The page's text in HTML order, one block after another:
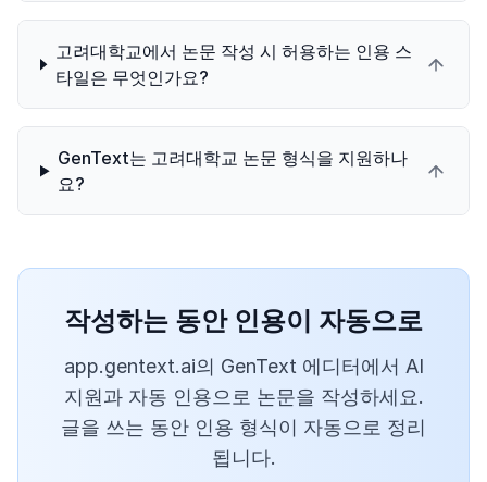
고려대학교에서 논문 작성 시 허용하는 인용 스
타일은 무엇인가요?
GenText는 고려대학교 논문 형식을 지원하나
요?
작성하는 동안 인용이 자동으로
app.gentext.ai의 GenText 에디터에서 AI
지원과 자동 인용으로 논문을 작성하세요.
글을 쓰는 동안 인용 형식이 자동으로 정리
됩니다.